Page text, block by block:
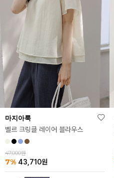
마지아룩
벨르 크링클 레이어 블라우스
47,000원
7% 43,710원